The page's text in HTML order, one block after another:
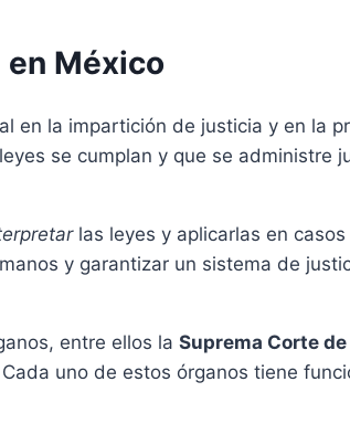
México
en la impartición de justicia y en la
se cumplan y que se administre
las leyes y aplicarlas en
y garantizar un sistema de
entre ellos la Suprema Corte
uno de estos órganos tiene